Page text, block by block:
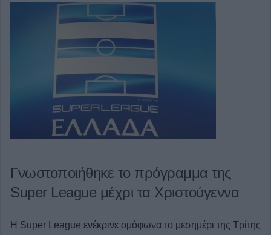
Γνωστοποιήθηκε το πρόγραμμα της
Super League μέχρι τα Χριστούγεννα
Η Super League ενέκρινε ομόφωνα το μεσημέρι της Τρίτης